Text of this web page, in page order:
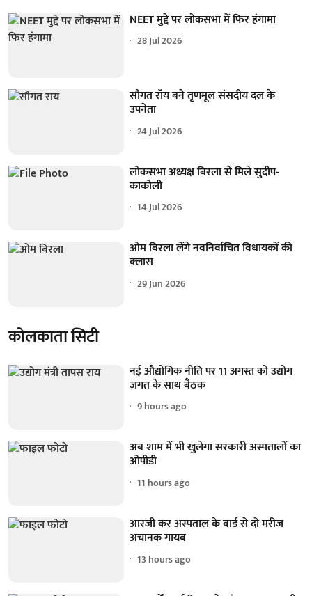
NEET मुद्दे पर लोकसभा में फिर हंगामा
28 Jul 2026
सौगत रॉय बने तृणमूल संसदीय दल के
उपनेता
24 Jul 2026
लोकसभा अध्यक्ष बिरला से मिले सुदीप-
काकोली
14 Jul 2026
ओम बिरला लेंगे नवनिर्वाचित विधायकों की
क्लास
29 Jun 2026
कोलकाता सिटी
नई औद्योगिक नीति पर 11 अगस्त को उद्योग
जगत के साथ बैठक
9 hours ago
अब शाम में भी खुलेगा सरकारी अस्पतालों का
ओपीडी
11 hours ago
आरजी कर अस्पताल के वार्ड से दो मरीज
अचानक गायब
13 hours ago